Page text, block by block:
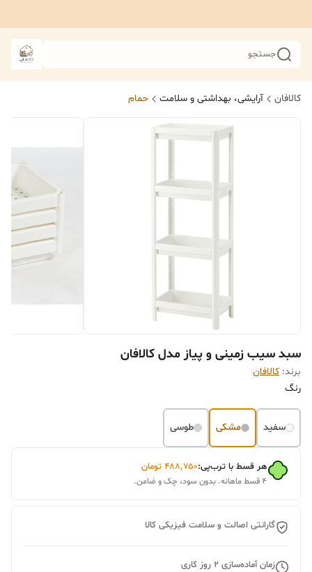
جستجو
کالافان آرایشی، بهداشتی و سلامت حمام
سبد سیب زمینی و پیاز مدل کالافان
برند: کالافان
رنگ
سفید مشکی طوسی
هر قسط با ترب‌پی:۴۸۸٬۷۵۰ تومان
۴ قسط ماهانه. بدون سود، چک و ضامن.
گارانتی اصالت و سلامت فیزیکی کالا
زمان آماده‌سازی 2 روز کاری